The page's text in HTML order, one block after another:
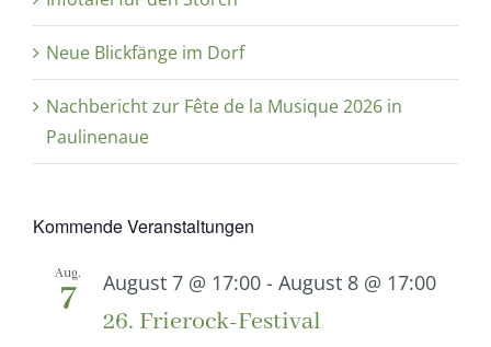
Neue Blickfänge im Dorf
Nachbericht zur Fête de la Musique 2026 in
Paulinenaue
Kommende Veranstaltungen
Aug.
7 August 7 @ 17:00 - August 8 @ 17:00
26. Frierock-Festival